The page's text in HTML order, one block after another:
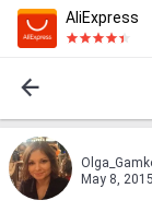
AliExpress
May 8, 2015